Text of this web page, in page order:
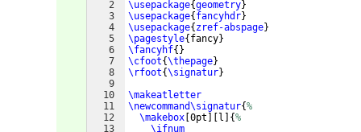
2
3
4
5
6
7
8
9
10
11
12
13
\usepackage{geometry}
\usepackage{ fancyhdr}
\usepackage{ zref-abspage}
\pagestyle{ fancy}
\fancyhf{ }
\cfoot{\thepage}
\rfoot{\signatur}
\makeatletter
\newcommand\signatur{%
\makebox 0pt l {%
\ifnum